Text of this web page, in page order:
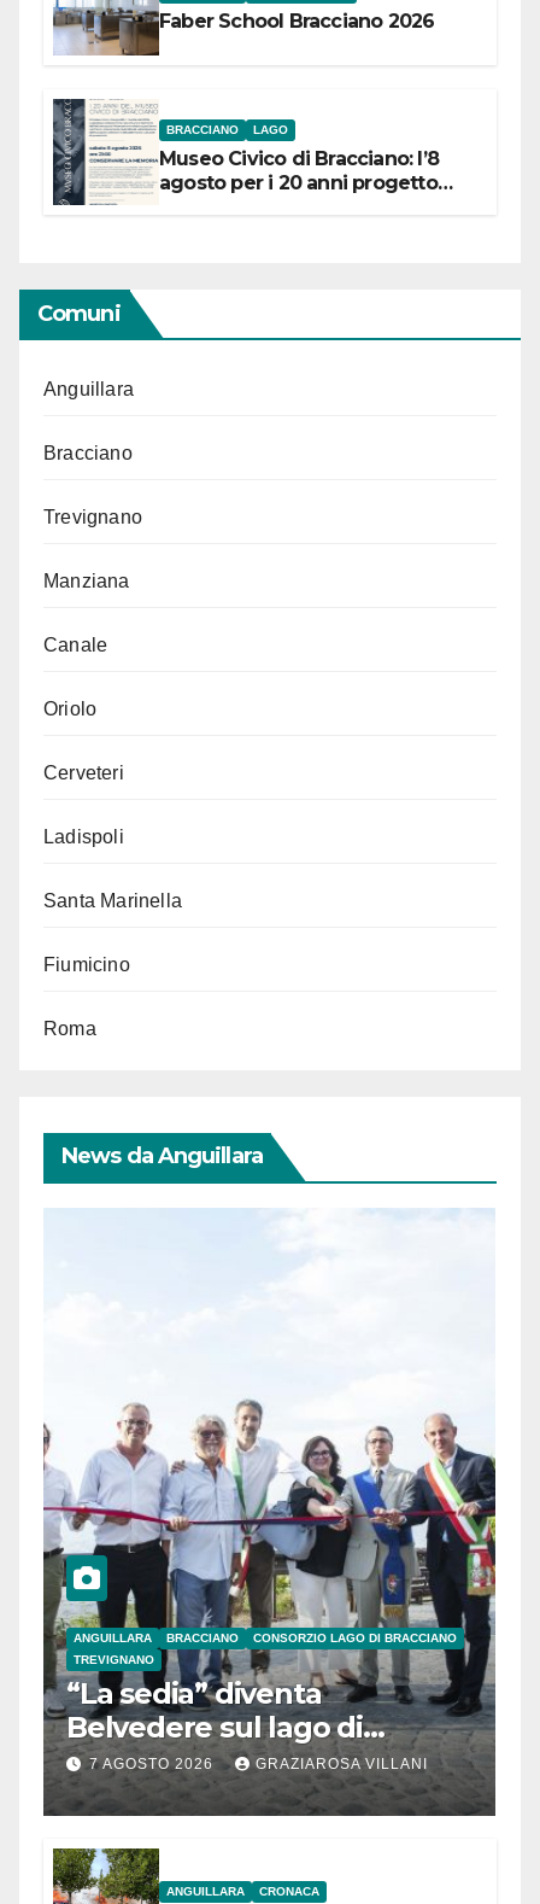
Faber School Bracciano 2026
BRACCIANO LAGO
Museo Civico di Bracciano: l’8
agosto per i 20 anni progetto
Comuni
Anguillara
Bracciano
Trevignano
Manziana
Canale
Oriolo
Cerveteri
Ladispoli
Santa Marinella
Fiumicino
Roma
News da Anguillara
ANGUILLARA BRACCIANO
CONSORZIO LAGO DI BRACCIANO
TREVIGNANO
“La sedia” diventa
Belvedere sul lago di
Bracciano: ieri
l’inaugurazione
7 AGOSTO 2026 GRAZIAROSA VILLANI
ANGUILLARA CRONACA